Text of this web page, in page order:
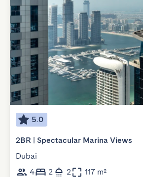
5.0
2BR | Spectacular Marina Views
Dubai
4
2 2 117 m²